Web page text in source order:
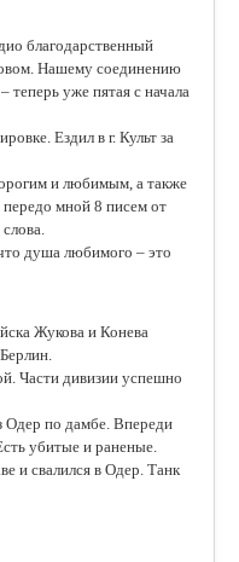
благодарственный
Нашему соединению
теперь уже пятая с начала
Ездил в г. Культ за
и любимым, а также
мной 8 писем от
душа любимого – это
Жукова и Конева
Части дивизии успешно
Одер по дамбе. Впереди
убитые и раненые.
и свалился в Одер. Танк